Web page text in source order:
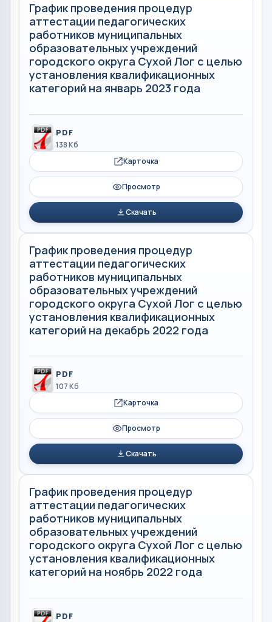
График проведения процедур
аттестации педагогических
работников муниципальных
образовательных учреждений
городского округа Сухой Лог с целью
установления квалификационных
категорий на январь 2023 года
PDF
138 Кб
Карточка
Просмотр
Скачать
График проведения процедур
аттестации педагогических
работников муниципальных
образовательных учреждений
городского округа Сухой Лог с целью
установления квалификационных
категорий на декабрь 2022 года
PDF
107 Кб
Карточка
Просмотр
Скачать
График проведения процедур
аттестации педагогических
работников муниципальных
образовательных учреждений
городского округа Сухой Лог с целью
установления квалификационных
категорий на ноябрь 2022 года
PDF